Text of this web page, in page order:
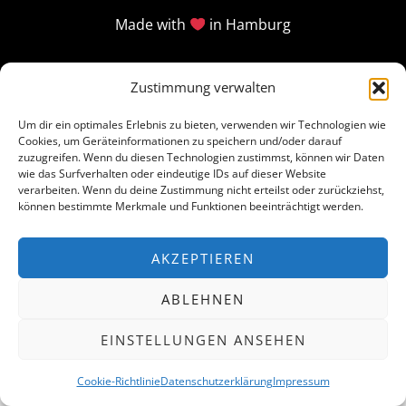
Zustimmung verwalten
Um dir ein optimales Erlebnis zu bieten, verwenden wir Technologien wie
Cookies, um Geräteinformationen zu speichern und/oder darauf
zuzugreifen. Wenn du diesen Technologien zustimmst, können wir Daten
wie das Surfverhalten oder eindeutige IDs auf dieser Website
verarbeiten. Wenn du deine Zustimmung nicht erteilst oder zurückziehst,
können bestimmte Merkmale und Funktionen beeinträchtigt werden.
AKZEPTIEREN
ABLEHNEN
EINSTELLUNGEN ANSEHEN
Cookie-RichtlinieDatenschutzerklärungImpressum
Made with in Hamburg